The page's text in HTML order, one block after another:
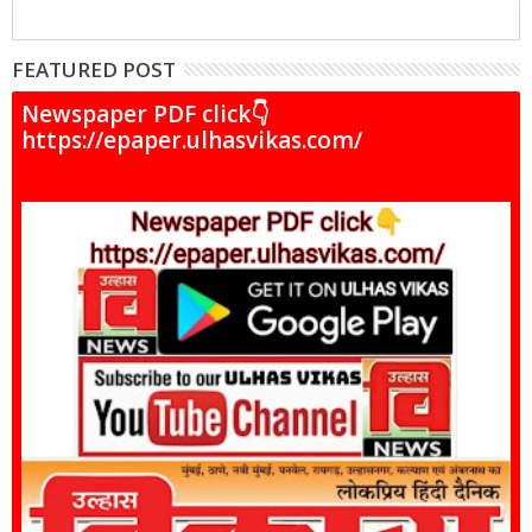
FEATURED POST
Newspaper PDF click👇
https://epaper.ulhasvikas.com/